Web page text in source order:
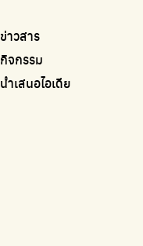
ข่าวสาร
กิจกรรม
นำเสนอไอเดีย